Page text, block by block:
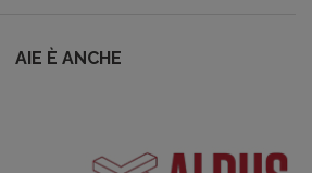
AIE È ANCHE